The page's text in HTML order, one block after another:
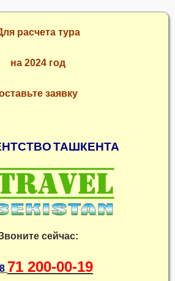
расчета тура
на 2024 год
заявку
ТАШКЕНТА
сейчас:
71 200-00-19